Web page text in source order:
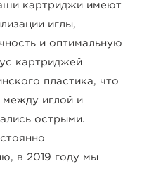
картриджи имеют
иглы,
и оптимальную
картриджей
пластика, что
между иглой и
острыми.
в 2019 году мы